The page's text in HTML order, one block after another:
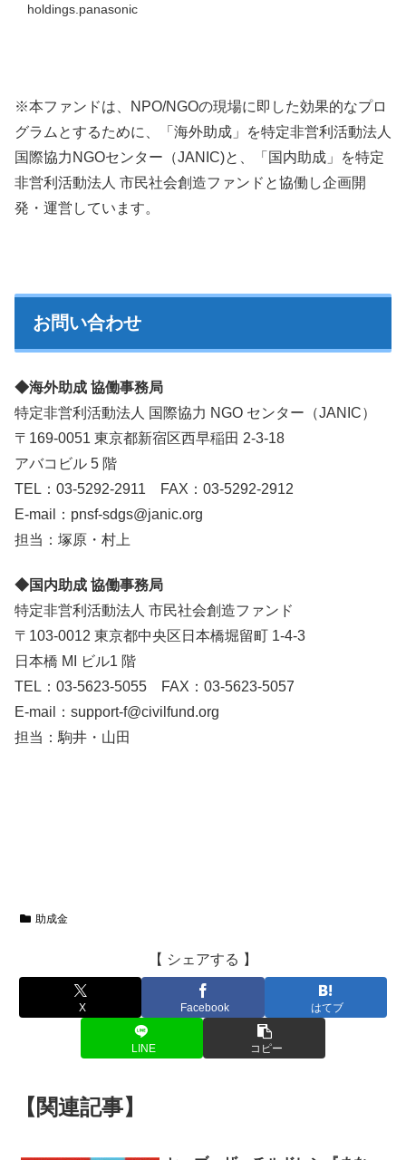
holdings.panasonic
※本ファンドは、NPO/NGOの現場に即した効果的なプロ
グラムとするために、「海外助成」を特定非営利活動法人
国際協力NGOセンター（JANIC)と、「国内助成」を特定
非営利活動法人 市民社会創造ファンドと協働し企画開
発・運営しています。
お問い合わせ
◆海外助成 協働事務局
特定非営利活動法人 国際協力 NGO センター（JANIC）
〒169-0051 東京都新宿区西早稲田 2-3-18
アバコビル 5 階
TEL：03-5292-2911 FAX：03-5292-2912
E-mail：pnsf-sdgs@janic.org
担当：塚原・村上
◆国内助成 協働事務局
特定非営利活動法人 市民社会創造ファンド
〒103-0012 東京都中央区日本橋堀留町 1-4-3
日本橋 MI ビル1 階
TEL：03-5623-5055 FAX：03-5623-5057
E-mail：support-f@civilfund.org
担当：駒井・山田
助成金
【 シェアする 】
X Facebook はてブ
LINE コピー
【関連記事】